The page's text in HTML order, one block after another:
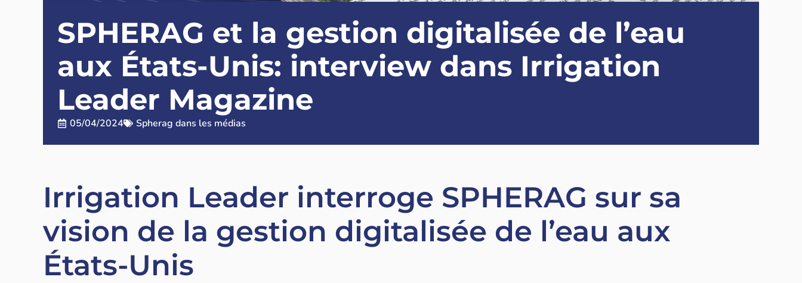
SPHERAG et la gestion digitalisée de l’eau
aux États-Unis: interview dans Irrigation
Leader Magazine
05/04/2024 Spherag dans les médias
Irrigation Leader interroge SPHERAG sur sa
vision de la gestion digitalisée de l’eau aux
États-Unis